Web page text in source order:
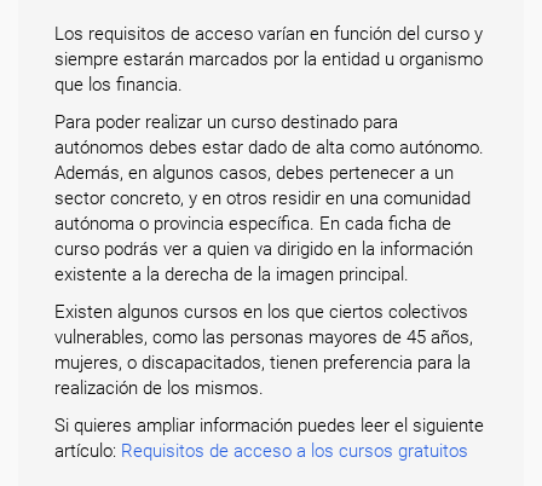
Los requisitos de acceso varían en función del curso y
siempre estarán marcados por la entidad u organismo
que los financia.
Para poder realizar un curso destinado para
autónomos debes estar dado de alta como autónomo.
Además, en algunos casos, debes pertenecer a un
sector concreto, y en otros residir en una comunidad
autónoma o provincia específica. En cada ficha de
curso podrás ver a quien va dirigido en la información
existente a la derecha de la imagen principal.
Existen algunos cursos en los que ciertos colectivos
vulnerables, como las personas mayores de 45 años,
mujeres, o discapacitados, tienen preferencia para la
realización de los mismos.
Si quieres ampliar información puedes leer el siguiente
artículo: Requisitos de acceso a los cursos gratuitos